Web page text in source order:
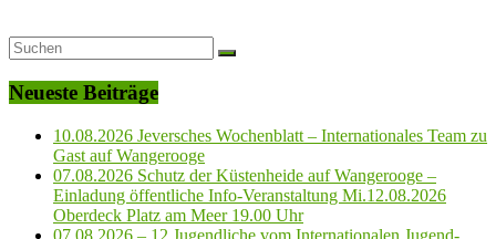
Neueste Beiträge
10.08.2026 Jeversches Wochenblatt – Internationales Team zu
Gast auf Wangerooge
07.08.2026 Schutz der Küstenheide auf Wangerooge –
Einladung öffentliche Info-Veranstaltung Mi.12.08.2026
Oberdeck Platz am Meer 19.00 Uhr
07.08.2026 – 12 Jugendliche vom Internationalen Jugend-